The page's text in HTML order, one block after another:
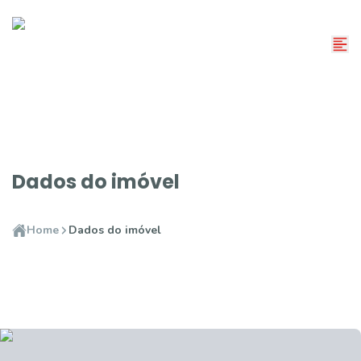
Dados do imóvel
Home Dados do imóvel